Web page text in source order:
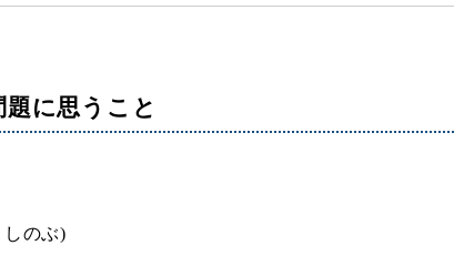
に思うこと
のぶ)